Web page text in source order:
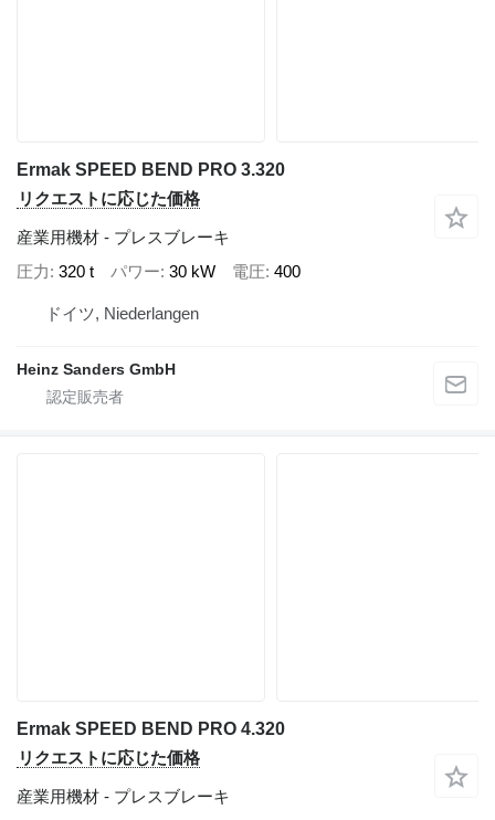
Ermak SPEED BEND PRO 3.320
リクエストに応じた価格
産業用機材 - プレスブレーキ
圧力 320 t パワー 30 kW 電圧 400
ドイツ, Niederlangen
Heinz Sanders GmbH
Ermak SPEED BEND PRO 4.320
リクエストに応じた価格
産業用機材 - プレスブレーキ